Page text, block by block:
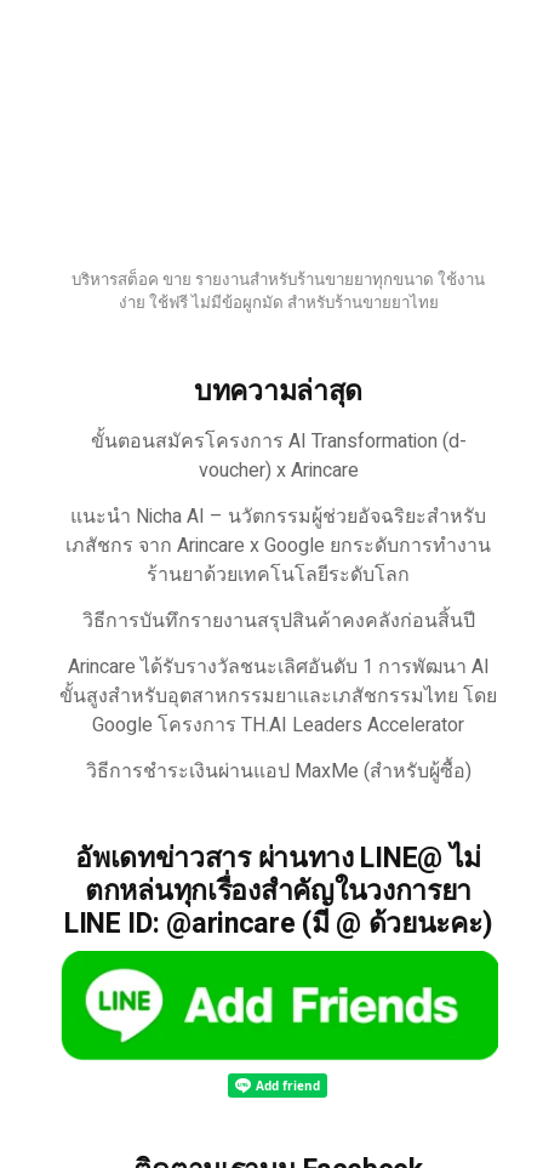
บริหารสต็อค ขาย รายงานสำหรับร้านขายยาทุกขนาด ใช้งาน
ง่าย ใช้ฟรี ไม่มีข้อผูกมัด สำหรับร้านขายยาไทย
บทความล่าสุด
ขั้นตอนสมัครโครงการ AI Transformation (d-
voucher) x Arincare
แนะนำ Nicha AI – นวัตกรรมผู้ช่วยอัจฉริยะสำหรับ
เภสัชกร จาก Arincare x Google ยกระดับการทำงาน
ร้านยาด้วยเทคโนโลยีระดับโลก
วิธีการบันทึกรายงานสรุปสินค้าคงคลังก่อนสิ้นปี
Arincare ได้รับรางวัลชนะเลิศอันดับ 1 การพัฒนา AI
ขั้นสูงสำหรับอุตสาหกรรมยาและเภสัชกรรมไทย โดย
Google โครงการ TH.AI Leaders Accelerator
วิธีการชำระเงินผ่านแอป MaxMe (สำหรับผู้ซื้อ)
อัพเดทข่าวสาร ผ่านทาง LINE@ ไม่
ตกหล่นทุกเรื่องสำคัญในวงการยา
LINE ID: @arincare (มี @ ด้วยนะคะ)